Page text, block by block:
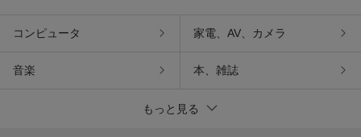
コンピュータ 家電、AV、カメラ
音楽 本、雑誌
もっと見る